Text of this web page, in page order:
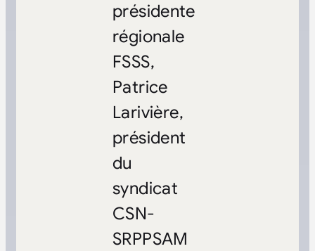
présidente
régionale
FSSS,
Patrice
Larivière,
président
du
syndicat
CSN-
SRPPSAM